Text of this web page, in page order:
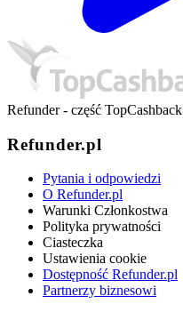
Refunder - część TopCashback
Refunder.pl
Pytania i odpowiedzi
O Refunder.pl
Warunki Członkostwa
Polityka prywatności
Ciasteczka
Ustawienia cookie
Dostępność Refunder.pl
Partnerzy biznesowi